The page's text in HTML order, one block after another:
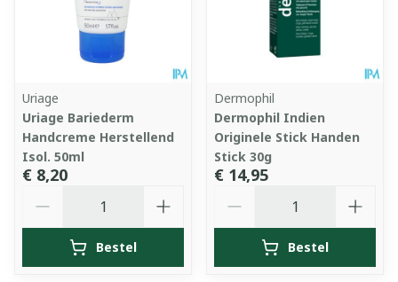
Uriage
Uriage Bariederm
Handcreme Herstellend
Isol. 50ml
€ 8,20
Bestel
Dermophil
Dermophil Indien
Originele Stick Handen
Stick 30g
€ 14,95
Bestel